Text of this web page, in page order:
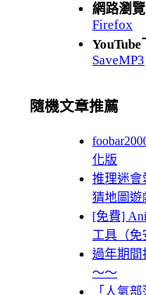
網路瀏
Firefox
SaveMP3
隨機文章推薦
化版
推理迷會
猜地圖遊
[免費]
工具（免
過年期間
～～
「人氣